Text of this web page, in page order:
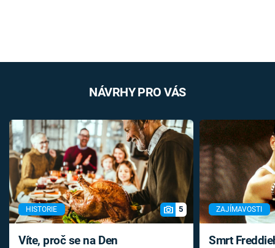
NÁVRHY PRO VÁS
HISTORIE 5
Víte, proč se na Den
ZAJÍMAVOSTI
Smrt